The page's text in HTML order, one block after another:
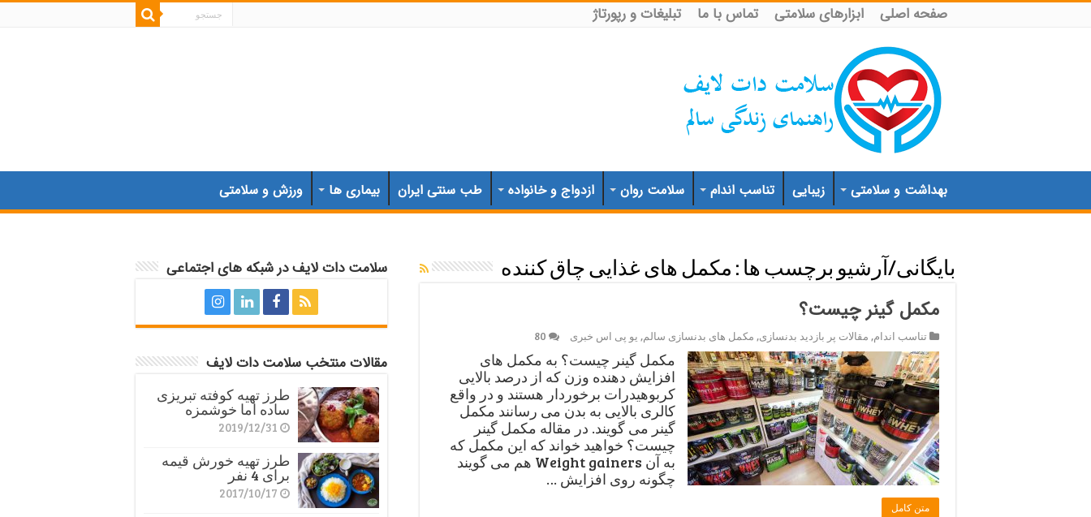
صفحه اصلی ابزارهای سلامتی تماس با ما تبلیغات و رپورتاژ
بهداشت و سلامتی زیبایی تناسب اندام سلامت روان ازدواج و خانواده طب سنتی ایران بیماری ها ورزش و سلامتی
بایگانی/آرشیو برچسب ها : مکمل های غذایی چاق کننده
مکمل گینر چیست؟
تناسب اندام, مقالات پر بازدید بدنسازی, مکمل های بدنسازی سالم, یو پی اس خبری 80
مکمل گینر چیست؟ به مکمل های
افزایش دهنده وزن که از درصد بالایی
کربوهیدرات برخوردار هستند و در واقع
کالری بالایی به بدن می رسانند مکمل
گینر می گویند. در مقاله مکمل گینر
چیست؟ خواهید خواند که این مکمل که
به آن Weight gainers هم می گویند
چگونه روی افزایش …
متن کامل
سلامت دات لایف در شبکه های اجتماعی
مقالات منتخب سلامت دات لایف
طرز تهیه کوفته تبریزی
ساده اما خوشمزه
2019/12/31
طرز تهیه خورش قیمه
برای 4 نفر
2017/10/17